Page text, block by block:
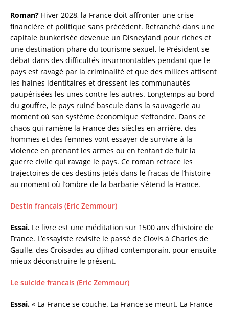
Roman? Hiver 2028, la France doit affronter une crise
financière et politique sans précédent. Retranché dans une
capitale bunkerisée devenue un Disneyland pour riches et
une destination phare du tourisme sexuel, le Président se
débat dans des difficultés insurmontables pendant que le
pays est ravagé par la criminalité et que des milices attisent
les haines identitaires et dressent les communautés
paupérisées les unes contre les autres. Longtemps au bord
du gouffre, le pays ruiné bascule dans la sauvagerie au
moment où son système économique s’effondre. Dans ce
chaos qui ramène la France des siècles en arrière, des
hommes et des femmes vont essayer de survivre à la
violence en prenant les armes ou en tentant de fuir la
guerre civile qui ravage le pays. Ce roman retrace les
trajectoires de ces destins jetés dans le fracas de l’histoire
au moment où l’ombre de la barbarie s’étend la France.
Destin francais (Eric Zemmour)
Essai. Le livre est une méditation sur 1500 ans d’histoire de
France. L’essayiste revisite le passé de Clovis à Charles de
Gaulle, des Croisades au djihad contemporain, pour ensuite
mieux déconstruire le présent.
Le suicide francais (Eric Zemmour)
Essai. « La France se couche. La France se meurt. La France